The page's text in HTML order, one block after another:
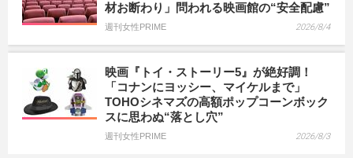
材お断わり」問われる映画館の“安全配慮”
週刊女性PRIME 2026/8/4
映画『トイ・ストーリー5』が絶好調！
「コナンにヨッシー、マイケルまで」
TOHOシネマズの高額ポップコーンボック
スに思わぬ“落とし穴”
週刊女性PRIME 2026/8/3